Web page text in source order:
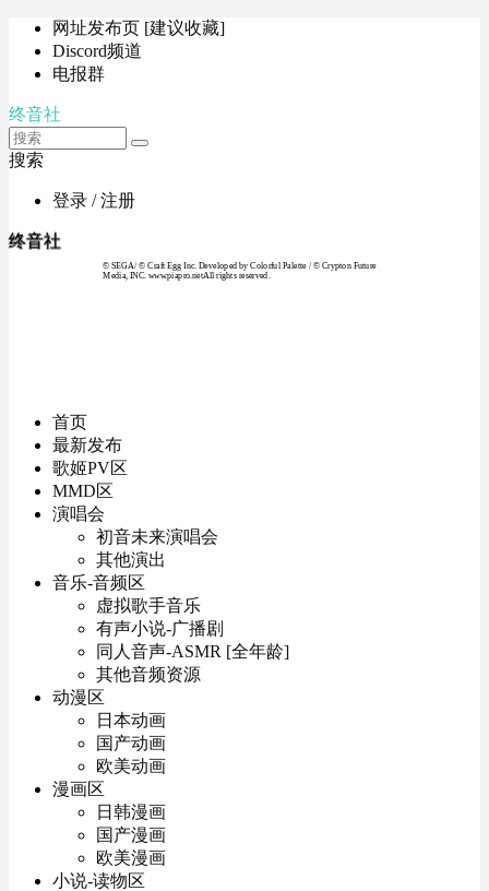
网址发布页 [建议收藏]
Discord频道
电报群
终音社
搜索
登录 / 注册
终音社
© SEGA / © Craft Egg Inc. Developed by Colorful Palette / © Crypton Future
Media, INC. www.piapro.netAll rights reserved.
首页
最新发布
歌姬PV区
MMD区
演唱会
初音未来演唱会
其他演出
音乐-音频区
虚拟歌手音乐
有声小说-广播剧
同人音声-ASMR [全年龄]
其他音频资源
动漫区
日本动画
国产动画
欧美动画
漫画区
日韩漫画
国产漫画
欧美漫画
小说-读物区